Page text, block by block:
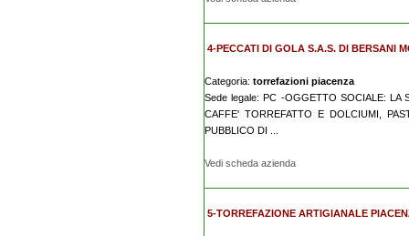
4-PECCATI DI GOLA S.A.S. DI BERSANI
Categoria: torrefazioni piacenza
Sede legale: PC -OGGETTO SOCIALE: LA
CAFFE' TORREFATTO E DOLCIUMI,
PUBBLICO DI ...
Vedi scheda azienda
5-TORREFAZIONE ARTIGIANALE